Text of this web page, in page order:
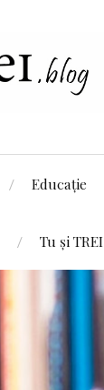
Educație
Tu și TREI